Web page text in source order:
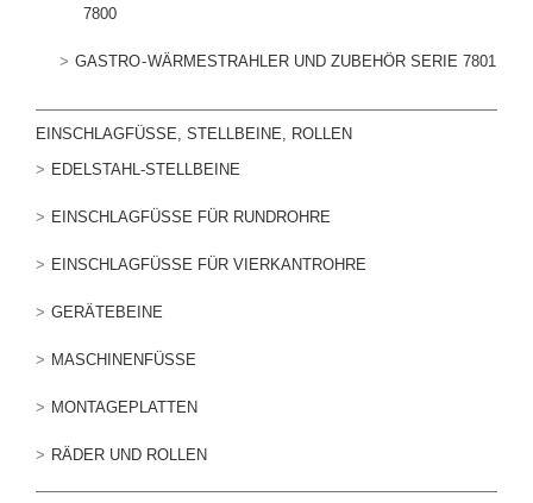
7800
GASTRO - WÄRMESTRAHLER UND ZUBEHÖR SERIE 7801
EINSCHLAGFÜSSE, STELLBEINE, ROLLEN
EDELSTAHL-STELLBEINE
EINSCHLAGFÜSSE FÜR RUNDROHRE
EINSCHLAGFÜSSE FÜR VIERKANTROHRE
GERÄTEBEINE
MASCHINENFÜSSE
MONTAGEPLATTEN
RÄDER UND ROLLEN